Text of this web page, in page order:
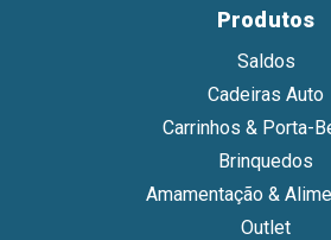
Produtos
Saldos
Cadeiras Auto
Carrinhos & Porta-
Brinquedos
Amamentação &
Outlet